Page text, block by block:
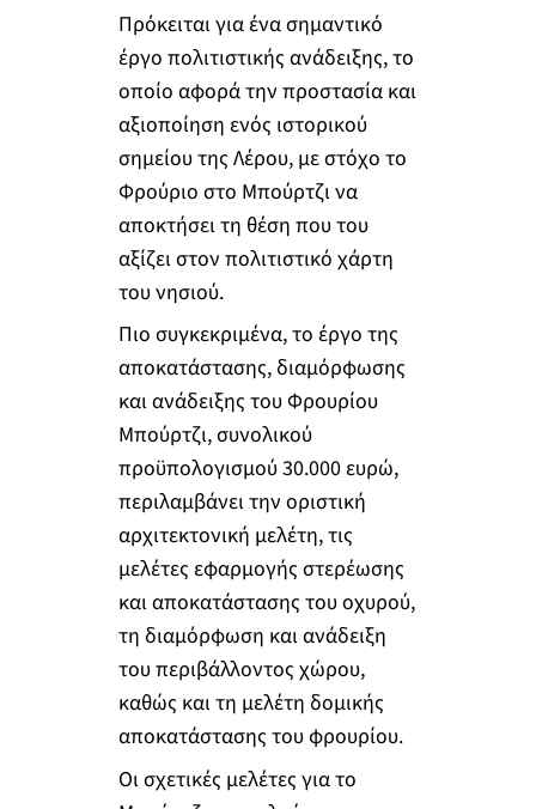
Πρόκειται για ένα σημαντικό
έργο πολιτιστικής ανάδειξης, το
οποίο αφορά την προστασία και
αξιοποίηση ενός ιστορικού
σημείου της Λέρου, με στόχο το
Φρούριο στο Μπούρτζι να
αποκτήσει τη θέση που του
αξίζει στον πολιτιστικό χάρτη
του νησιού.
Πιο συγκεκριμένα, το έργο της
αποκατάστασης, διαμόρφωσης
και ανάδειξης του Φρουρίου
Μπούρτζι, συνολικού
προϋπολογισμού 30.000 ευρώ,
περιλαμβάνει την οριστική
αρχιτεκτονική μελέτη, τις
μελέτες εφαρμογής στερέωσης
και αποκατάστασης του οχυρού,
τη διαμόρφωση και ανάδειξη
του περιβάλλοντος χώρου,
καθώς και τη μελέτη δομικής
αποκατάστασης του φρουρίου.
Οι σχετικές μελέτες για το